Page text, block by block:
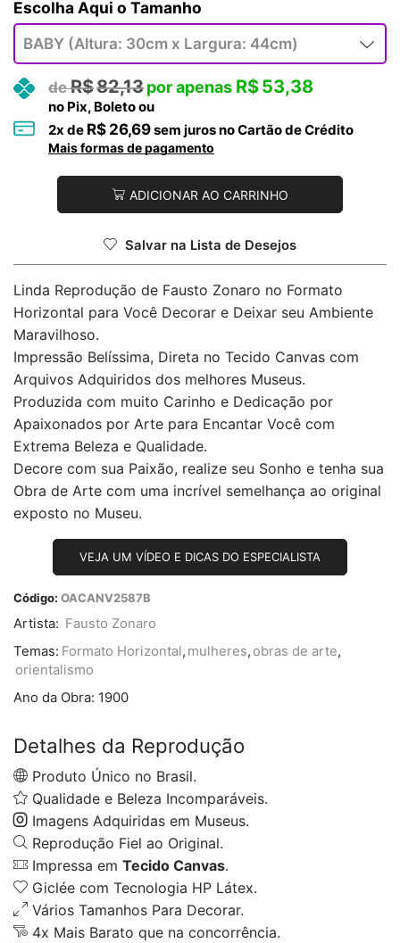
Tamanho
R$82,13 R$53,38
no Pix, Boleto ou
2x de R$ 26,69sem juros no Cartão de Crédito
Mais formas de pagamento
ADICIONAR AO CARRINHO
Salvar na Lista de Desejos
Linda Reprodução de Fausto Zonaro no Formato
Horizontal para Você Decorar e Deixar seu Ambiente
Maravilhoso.
Impressão Belíssima, Direta no Tecido Canvas com
Arquivos Adquiridos dos melhores Museus.
Produzida com muito Carinho e Dedicação por
Apaixonados por Arte para Encantar Você com
Extrema Beleza e Qualidade.
Decore com sua Paixão, realize seu Sonho e tenha sua
Obra de Arte com uma incrível semelhança ao original
exposto no Museu.
VEJA UM VÍDEO E DICAS DO ESPECIALISTA
Código: OACANV2587B
Artista: Fausto Zonaro
Temas: Formato Horizontal, mulheres, obras de arte,
orientalismo
Ano da Obra: 1900
Detalhes da Reprodução
Produto Único no Brasil.
Qualidade e Beleza Incomparáveis.
Imagens Adquiridas em Museus.
Reprodução Fiel ao Original.
Impressa em Tecido Canvas.
Giclée com Tecnologia HP Látex.
Vários Tamanhos Para Decorar.
4x Mais Barato que na concorrência.